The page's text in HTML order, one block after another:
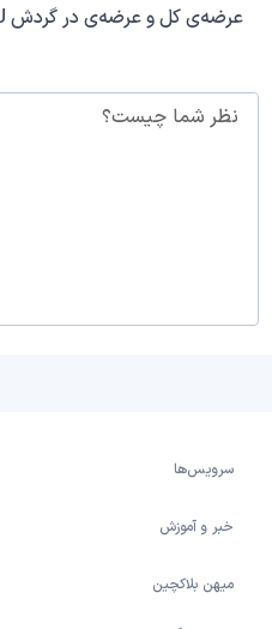
عرضه‌ی کل و عرضه‌ی در گردش PIKACHU INU چقدر است؟
نظر شما چیست؟
سرویس‌ها
خبر و آموزش
میهن بلاکچین